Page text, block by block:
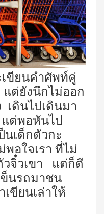
ขียนคำศัพท์คู่
ต่ยังนึกไม่ออก
เดินไปเดินมา
ต่พอหันไป
นเด็กตัวกะ
พอใจเรา ที่ไม่
จิ๋วเขา แต่ก็ดี
นรถมาชน
ขียนเล่าให้